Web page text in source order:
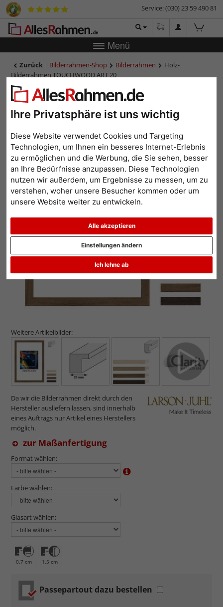
Ihre Privatsphäre ist uns wichtig
Diese Website verwendet Cookies und Targeting
Technologien, um Ihnen ein besseres Internet-Erlebnis
zu ermöglichen und die Werbung, die Sie sehen, besser
an Ihre Bedürfnisse anzupassen. Diese Technologien
nutzen wir außerdem, um Ergebnisse zu messen, um zu
verstehen, woher unsere Besucher kommen oder um
unsere Website weiter zu entwickeln.
Alle akzeptieren
Ich lehne ab
Einstellungen ändern
Service: (030) 23 59 490 81
Menü
Zurück | Bilderrahmen-Shop Bilderrahmen
Holz-
Bilderrahmen TOUCHWOOD ART 20
Holz-Bilderrahmen
TOUCHWOOD ART 20
Weitere Artikelbilder:
Da wir die Bilderrahmen direkt durch den
Hersteller ausliefern lassen, sind innerhalb
eines Auftrags nur Artikel eines Herstellers
möglich.
zur Maßanfertigung
Format wählen:
Farbe wählen:
Glasart wählen:
0,7 cm 1,5 cm
Passepartout dazu bestellen